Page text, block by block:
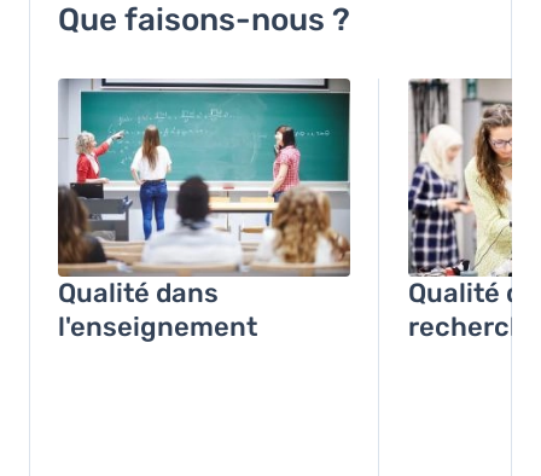
Que faisons-nous ?
Image
Qualité dans
l'enseignement
Image
Qualité
recherche